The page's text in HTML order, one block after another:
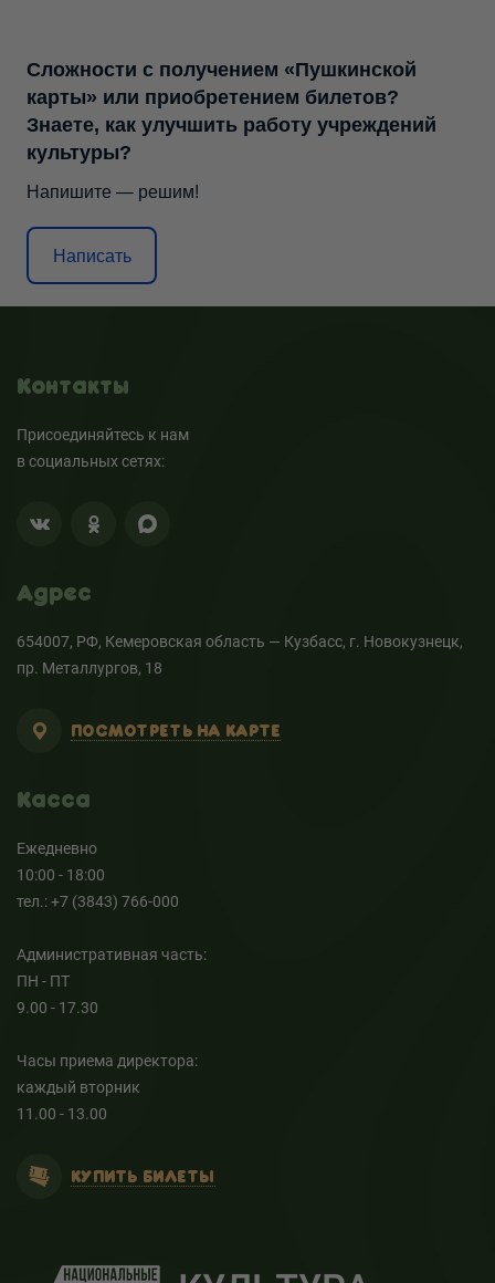
Сложности с получением «Пушкинской
карты» или приобретением билетов?
Знаете, как улучшить работу учреждений
культуры?
Напишите — решим!
Написать
Контакты
Присоединяйтесь к нам
в социальных сетях:
Адрес
654007, РФ, Кемеровская область — Кузбасс, г. Новокузнецк,
пр. Металлургов, 18
ПОСМОТРЕТЬ НА КАРТЕ
Касса
Ежедневно
10:00 - 18:00
тел.: +7 (3843) 766-000
Административная часть:
ПН - ПТ
9.00 - 17.30
Часы приема директора:
каждый вторник
11.00 - 13.00
КУПИТЬ БИЛЕТЫ